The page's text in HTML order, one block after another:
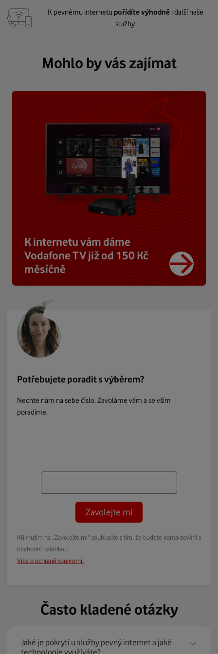
K pevnému internetu pořídíte výhodně i další naše
služby.
Mohlo by vás zajímat
K internetu vám dáme
Vodafone TV již od 150 Kč
měsíčně
Potřebujete poradit s výběrem?
Nechte nám na sebe číslo. Zavoláme vám a se vším
poradíme.
Zavolejte mi
Kliknutím na „Zavolejte mi“ souhlasíte s tím, že budete kontaktováni s
obchodní nabídkou.
Více o ochraně soukromí.
Často kladené otázky
Jaké je pokrytí u služby pevný internet a jaké
technologie využíváte?